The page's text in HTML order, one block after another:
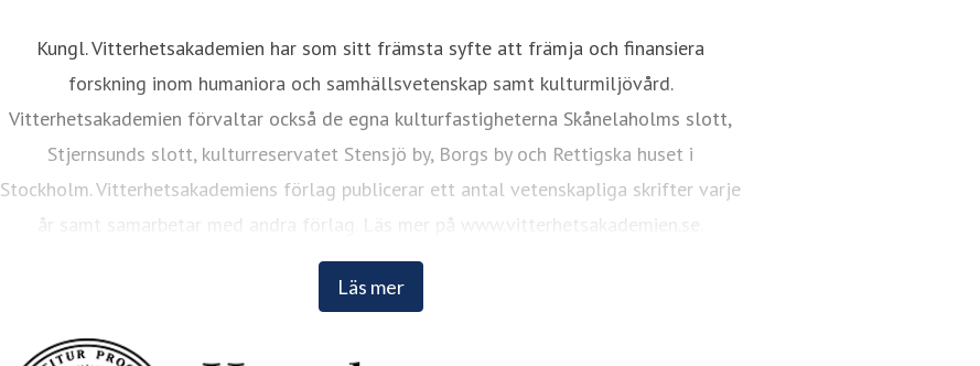
Informationsansvarig kristina.lund@vitterhetsakademien.se 08-440 42 86
Läs mer
Kungl. Vitterhetsakademien har som sitt främsta syfte att främja och finansiera
forskning inom humaniora och samhällsvetenskap samt kulturmiljövård.
Vitterhetsakademien förvaltar också de egna kulturfastigheterna Skånelaholms slott,
Stjernsunds slott, kulturreservatet Stensjö by, Borgs by och Rettigska huset i
Stockholm. Vitterhetsakademiens förlag publicerar ett antal vetenskapliga skrifter varje
år samt samarbetar med andra förlag. Läs mer på www.vitterhetsakademien.se.